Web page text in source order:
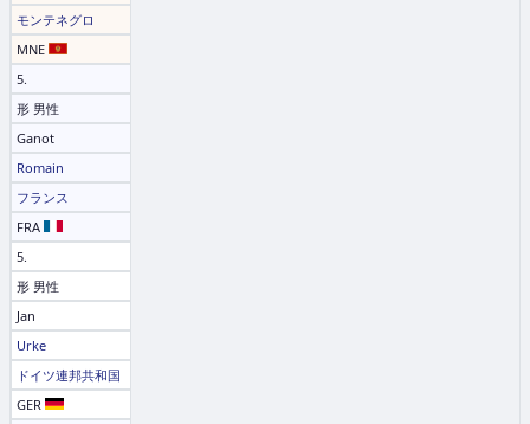
モンテネグロ
MNE
5.
形 男性
Ganot
Romain
フランス
FRA
5.
形 男性
Jan
Urke
ドイツ連邦共和国
GER